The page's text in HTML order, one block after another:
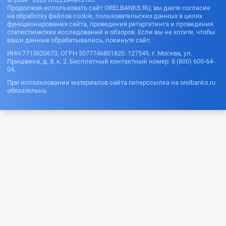
Продолжая использовать сайт ORELBANKS.RU, вы даете согласие
на обработку файлов cookie, пользовательских данных в целях
функционирования сайта, проведения ретаргетинга и проведения
статистических исследований и обзоров. Если вы не хотите, чтобы
ваши данные обрабатывались, покиньте сайт.
ИНН 7713620673, ОГРН 5077746801820. 127549, г. Москва, ул.
Пришвина, д. 8, к. 2. Бесплатный контактный номер: 8 (800) 600-64-
04.
При использовании материалов сайта гиперссылка на orelbanks.ru
обязательна.